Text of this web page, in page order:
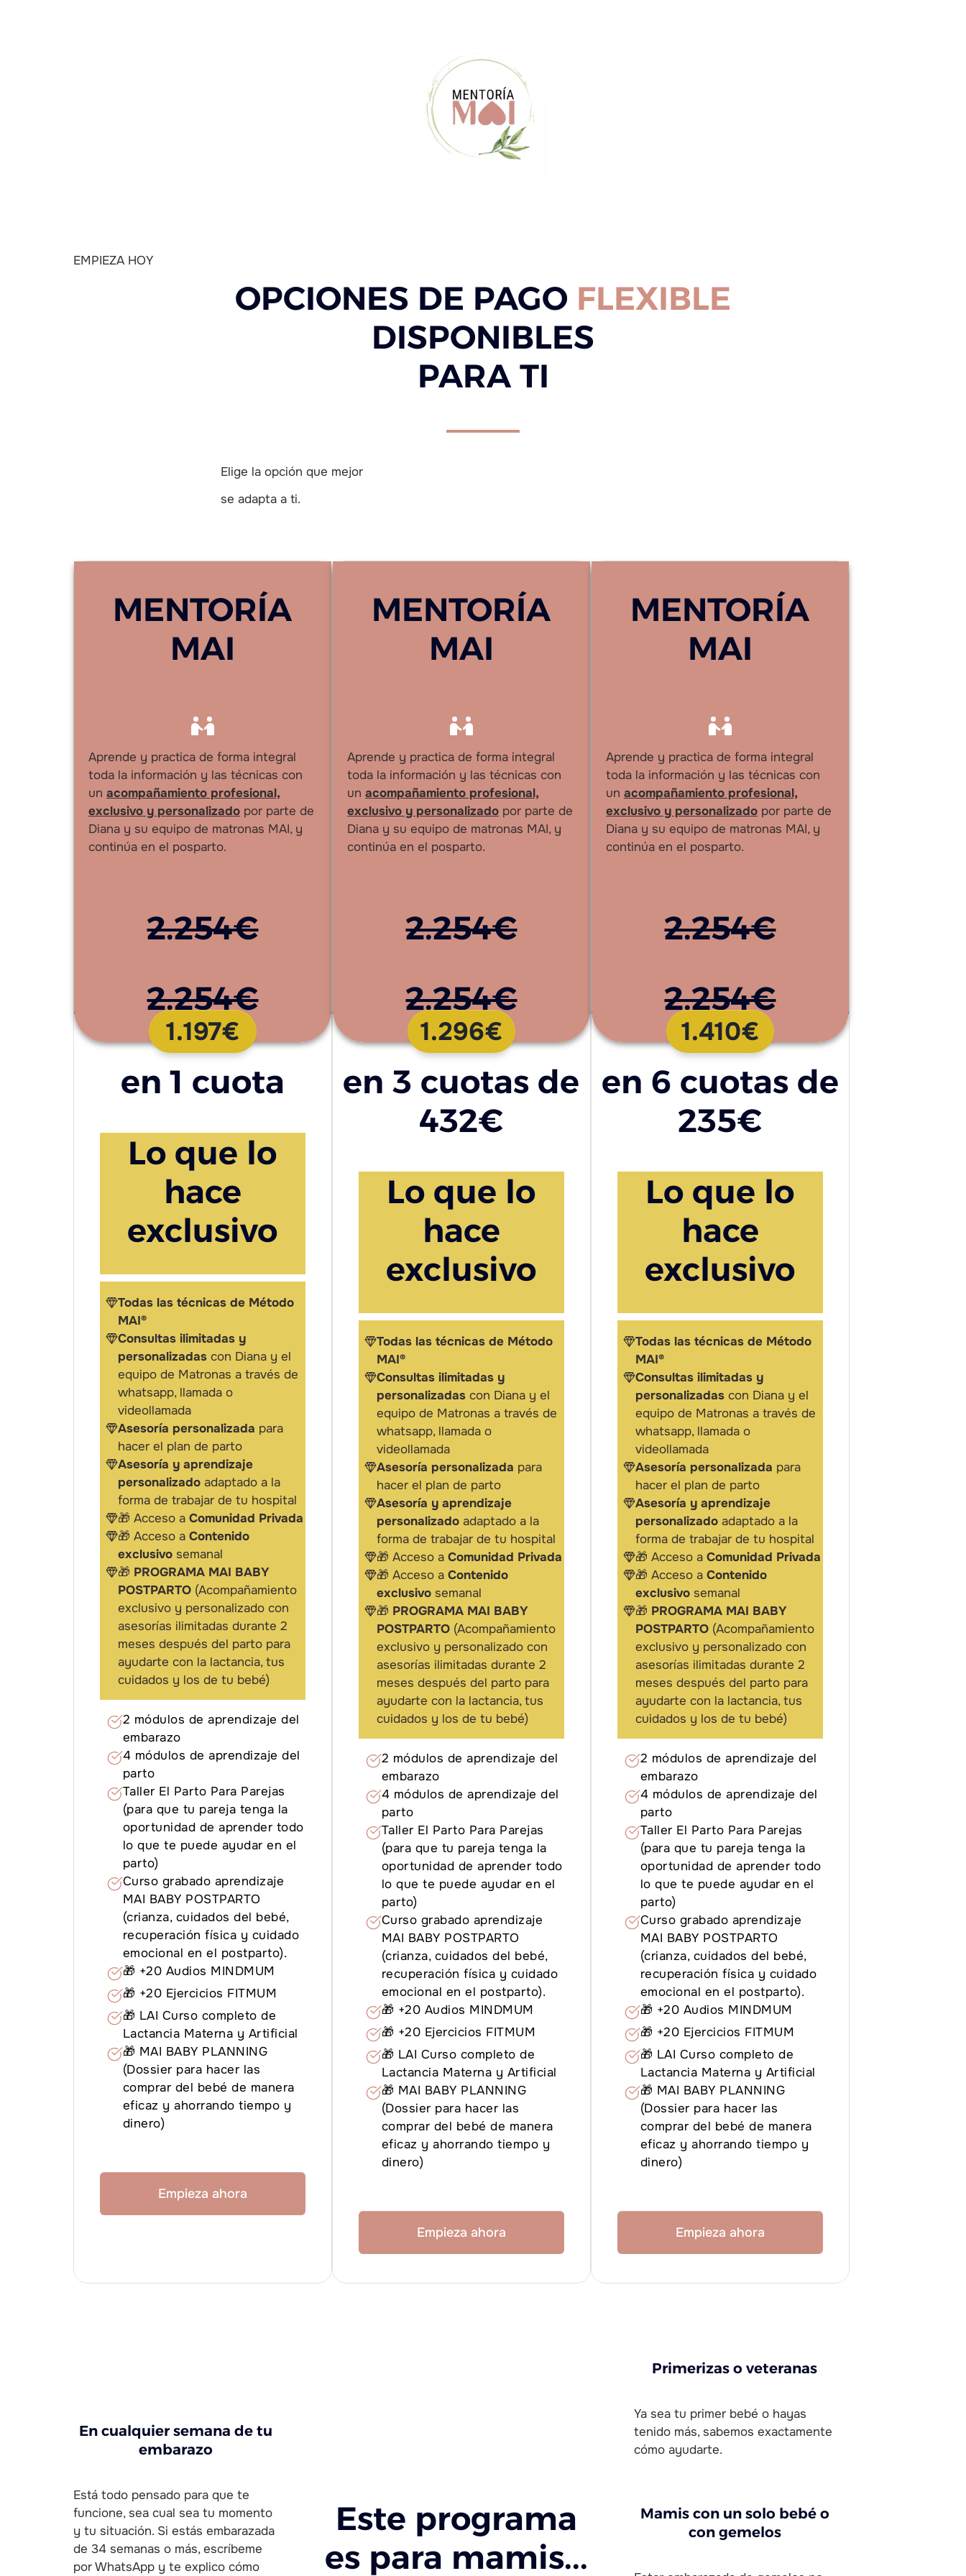
EMPIEZA HOY
OPCIONES DE PAGO FLEXIBLE
DISPONIBLES
PARA TI
Elige la opción que mejor
se adapta a ti.
MENTORÍA
MAI
Aprende y practica de forma integral
toda la información y las técnicas con
un acompañamiento profesional,
exclusivo y personalizado por parte de
Diana y su equipo de matronas MAI, y
continúa en el posparto.
2.254€
2.254€
1.197€
en 1 cuota
Lo que lo
hace
exclusivo
Todas las técnicas de Método
MAI®
Consultas ilimitadas y
personalizadas con Diana y el
equipo de Matronas a través de
whatsapp, llamada o
videollamada
Asesoría personalizada para
hacer el plan de parto
Asesoría y aprendizaje
personalizado adaptado a la
forma de trabajar de tu hospital
🎁 Acceso aComunidad Privada
🎁 Acceso aContenido
exclusivo semanal
🎁 PROGRAMA MAI BABY
POSTPARTO (Acompañamiento
exclusivo y personalizado con
asesorías ilimitadas durante 2
meses después del parto para
ayudarte con la lactancia, tus
cuidados y los de tu bebé)
2 módulos de aprendizaje del
embarazo
4 módulos de aprendizaje del
parto
Taller El Parto Para Parejas
(para que tu pareja tenga la
oportunidad de aprender todo
lo que te puede ayudar en el
parto)
Curso grabado aprendizaje
MAI BABY POSTPARTO
(crianza, cuidados del bebé,
recuperación física y cuidado
emocional en el postparto).
🎁 +20 Audios MINDMUM
🎁 +20 Ejercicios FITMUM
🎁 LAI Curso completo de
Lactancia Materna y Artificial
🎁 MAI BABY PLANNING
(Dossier para hacer las
comprar del bebé de manera
eficaz y ahorrando tiempo y
dinero)
Empieza ahora
MENTORÍA
MAI
Aprende y practica de forma integral
toda la información y las técnicas con
un acompañamiento profesional,
exclusivo y personalizado por parte de
Diana y su equipo de matronas MAI, y
continúa en el posparto.
2.254€
2.254€
1.296€
en 3 cuotas de
432€
Lo que lo
hace
exclusivo
Todas las técnicas de Método
MAI®
Consultas ilimitadas y
personalizadas con Diana y el
equipo de Matronas a través de
whatsapp, llamada o
videollamada
Asesoría personalizada para
hacer el plan de parto
Asesoría y aprendizaje
personalizado adaptado a la
forma de trabajar de tu hospital
🎁 Acceso aComunidad Privada
🎁 Acceso aContenido
exclusivo semanal
🎁 PROGRAMA MAI BABY
POSTPARTO (Acompañamiento
exclusivo y personalizado con
asesorías ilimitadas durante 2
meses después del parto para
ayudarte con la lactancia, tus
cuidados y los de tu bebé)
2 módulos de aprendizaje del
embarazo
4 módulos de aprendizaje del
parto
Taller El Parto Para Parejas
(para que tu pareja tenga la
oportunidad de aprender todo
lo que te puede ayudar en el
parto)
Curso grabado aprendizaje
MAI BABY POSTPARTO
(crianza, cuidados del bebé,
recuperación física y cuidado
emocional en el postparto).
🎁 +20 Audios MINDMUM
🎁 +20 Ejercicios FITMUM
🎁 LAI Curso completo de
Lactancia Materna y Artificial
🎁 MAI BABY PLANNING
(Dossier para hacer las
comprar del bebé de manera
eficaz y ahorrando tiempo y
dinero)
Empieza ahora
MENTORÍA
MAI
Aprende y practica de forma integral
toda la información y las técnicas con
un acompañamiento profesional,
exclusivo y personalizado por parte de
Diana y su equipo de matronas MAI, y
continúa en el posparto.
2.254€
2.254€
1.410€
en 6 cuotas de
235€
Lo que lo
hace
exclusivo
Todas las técnicas de Método
MAI®
Consultas ilimitadas y
personalizadas con Diana y el
equipo de Matronas a través de
whatsapp, llamada o
videollamada
Asesoría personalizada para
hacer el plan de parto
Asesoría y aprendizaje
personalizado adaptado a la
forma de trabajar de tu hospital
🎁 Acceso aComunidad Privada
🎁 Acceso aContenido
exclusivo semanal
🎁 PROGRAMA MAI BABY
POSTPARTO (Acompañamiento
exclusivo y personalizado con
asesorías ilimitadas durante 2
meses después del parto para
ayudarte con la lactancia, tus
cuidados y los de tu bebé)
2 módulos de aprendizaje del
embarazo
4 módulos de aprendizaje del
parto
Taller El Parto Para Parejas
(para que tu pareja tenga la
oportunidad de aprender todo
lo que te puede ayudar en el
parto)
Curso grabado aprendizaje
MAI BABY POSTPARTO
(crianza, cuidados del bebé,
recuperación física y cuidado
emocional en el postparto).
🎁 +20 Audios MINDMUM
🎁 +20 Ejercicios FITMUM
🎁 LAI Curso completo de
Lactancia Materna y Artificial
🎁 MAI BABY PLANNING
(Dossier para hacer las
comprar del bebé de manera
eficaz y ahorrando tiempo y
dinero)
Empieza ahora
En cualquier semana de tu
embarazo
Está todo pensado para que te
funcione, sea cual sea tu momento
y tu situación. Si estás embarazada
de 34 semanas o más, escríbeme
por WhatsApp y te explico cómo
Este programa
es para mamis...
Primerizas o veteranas
Ya sea tu primer bebé o hayas
tenido más, sabemos exactamente
cómo ayudarte.
Mamis con un solo bebé o
con gemelos